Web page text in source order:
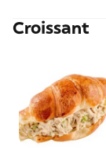
Croissant